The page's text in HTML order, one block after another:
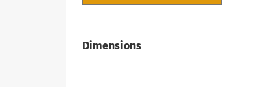
Dimensions